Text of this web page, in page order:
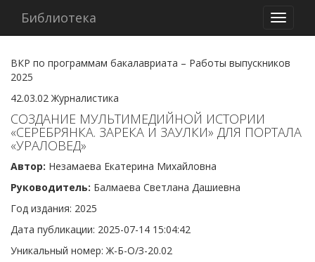
Библиотека
ВКР по программам бакалавриата – Работы выпускников
2025
42.03.02 Журналистика
СОЗДАНИЕ МУЛЬТИМЕДИЙНОЙ ИСТОРИИ
«СЕРЕБРЯНКА. ЗАРЕКА И ЗАУЛКИ» ДЛЯ ПОРТАЛА
«УРАЛОВЕД»
Автор: Незамаева Екатерина Михайловна
Руководитель: Балмаева Светлана Дашиевна
Год издания: 2025
Дата публикации: 2025-07-14 15:04:42
Уникальный номер: Ж-Б-О/З-20.02